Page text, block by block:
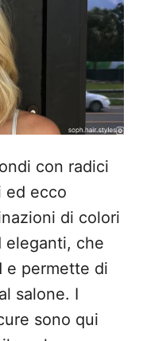
con radici
ed ecco
di colori
eleganti, che
e permette di
salone. I
sono qui